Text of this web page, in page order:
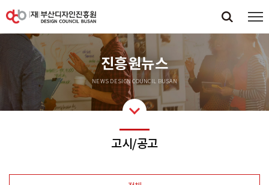
진흥원뉴스
NEWS DESIGN COUNCIL BUSAN
고시/공고